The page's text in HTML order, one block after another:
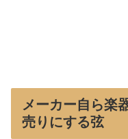
メーカー自ら楽
売りにする弦